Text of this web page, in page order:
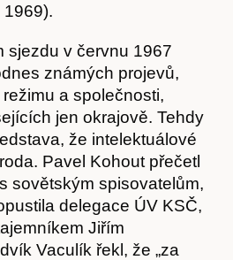
sjezdu v červnu 1967
známých projevů,
a společnosti,
jen okrajově. Tehdy
že intelektuálové
Pavel Kohout přečetl
sovětským spisovatelům,
delegace ÚV KSČ,
Jiřím
Vaculík řekl, že „za